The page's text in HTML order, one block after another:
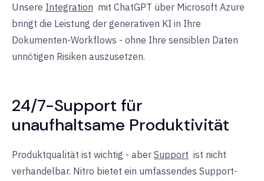
Unsere Integration mit ChatGPT über Microsoft Azure
bringt die Leistung der generativen KI in Ihre
Dokumenten-Workflows - ohne Ihre sensiblen Daten
unnötigen Risiken auszusetzen.
24/7-Support für
unaufhaltsame Produktivität
Produktqualität ist wichtig - aber Support ist nicht
verhandelbar. Nitro bietet ein umfassendes Support-